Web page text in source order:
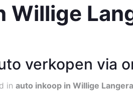
Willige
verkopen via
inauto inkoop in Willige